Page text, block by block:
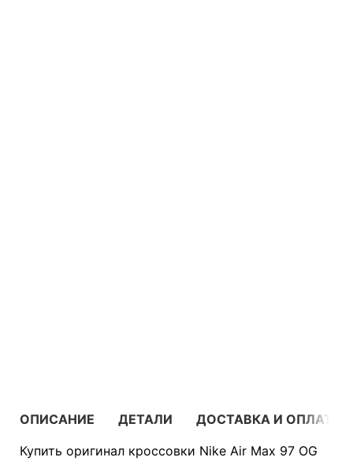
ОПИСАНИЕ ДЕТАЛИ
ДОСТАВКА И ОПЛАТА
Купить оригинал кроссовки Nike Air Max 97 OG